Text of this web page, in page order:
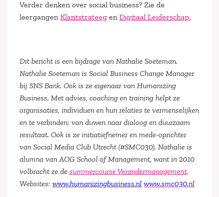
Verder denken over social business? Zie de
leergangen Klantstrateeg en Digitaal Leiderschap.
Dit bericht is een bijdrage van Nathalie Soeteman.
Nathalie Soeteman is Social Business Change Manager
bij SNS Bank. Ook is ze eigenaar van Humanizing
Business. Met advies, coaching en training helpt ze
organisaties, individuen en hun relaties te vermenselijken
en te verbinden: van duwen naar dialoog en duurzaam
resultaat. Ook is ze initiatiefnemer en mede-oprichter
van Social Media Club Utrecht (#SMC030). Nathalie is
alumna van AOG School of Management, want in 2010
volbracht ze de summercourse Verandermanagement.
Websites: www.humanizingbusiness.nl www.smc030.nl